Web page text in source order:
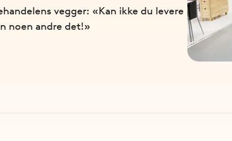
vegger: «Kan ikke du levere
noen andre det!»